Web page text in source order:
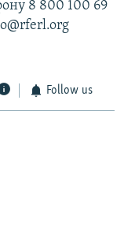
8 800 100 69
Follow us